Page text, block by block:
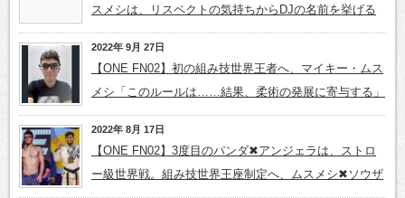
スメシは、リスペクトの気持ちからDJの名前を挙げる
2022年 9月 27日
【ONE FN02】初の組み技世界王者へ、マイキー・ムス
メシ「このルールは……結果、柔術の発展に寄与する」
2022年 8月 17日
【ONE FN02】3度目のパンダ✖アンジェラは、ストロ
ー級世界戦。組み技世界王座制定へ、ムスメシ✖ソウザ